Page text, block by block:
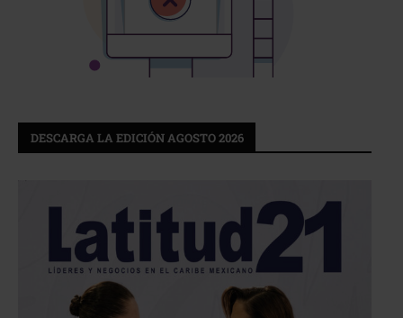
DESCARGA LA EDICIÓN AGOSTO 2026